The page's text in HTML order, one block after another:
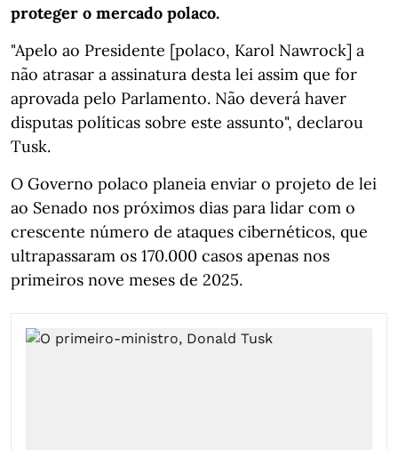
proteger o mercado polaco.
"Apelo ao Presidente [polaco, Karol Nawrock] a
não atrasar a assinatura desta lei assim que for
aprovada pelo Parlamento. Não deverá haver
disputas políticas sobre este assunto", declarou
Tusk.
O Governo polaco planeia enviar o projeto de lei
ao Senado nos próximos dias para lidar com o
crescente número de ataques cibernéticos, que
ultrapassaram os 170.000 casos apenas nos
primeiros nove meses de 2025.